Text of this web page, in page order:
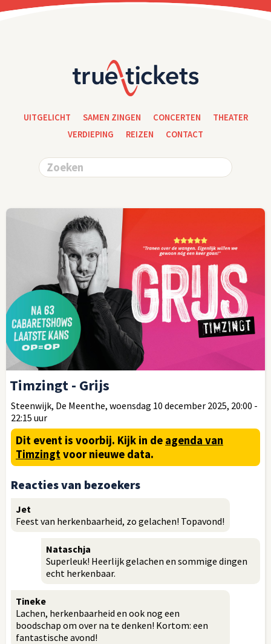
UITGELICHT SAMEN ZINGEN CONCERTEN
THEATER
VERDIEPING
REIZEN CONTACT
Timzingt - Grijs
Steenwijk, De Meenthe, woensdag 10 december 2025, 20:00 -
22:15 uur
Dit event is voorbij. Kijk in de agenda van
Timzingt voor nieuwe data.
Reacties van bezoekers
Jet
Feest van herkenbaarheid, zo gelachen! Topavond!
Nataschja
Superleuk! Heerlijk gelachen en sommige dingen
echt herkenbaar.
Tineke
Lachen, herkenbaarheid en ook nog een
boodschap om over na te denken! Kortom: een
fantastische avond!